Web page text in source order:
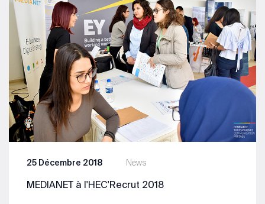
News
25 Décembre 2018
MEDIANET à l'HEC'Recrut 2018